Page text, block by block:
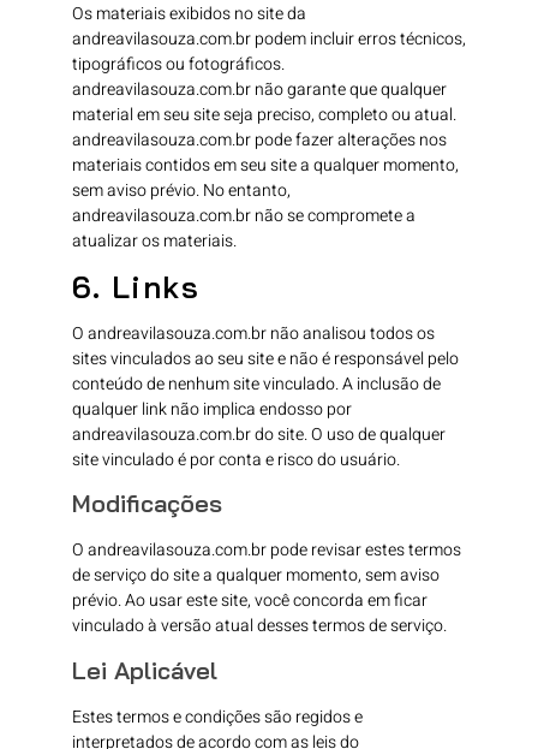
Os materiais exibidos no site da
andreavilasouza.com.br podem incluir erros técnicos,
tipográficos ou fotográficos.
andreavilasouza.com.br não garante que qualquer
material em seu site seja preciso, completo ou atual.
andreavilasouza.com.br pode fazer alterações nos
materiais contidos em seu site a qualquer momento,
sem aviso prévio. No entanto,
andreavilasouza.com.br não se compromete a
atualizar os materiais.
6. Links
O andreavilasouza.com.br não analisou todos os
sites vinculados ao seu site e não é responsável pelo
conteúdo de nenhum site vinculado. A inclusão de
qualquer link não implica endosso por
andreavilasouza.com.br do site. O uso de qualquer
site vinculado é por conta e risco do usuário.
Modificações
O andreavilasouza.com.br pode revisar estes termos
de serviço do site a qualquer momento, sem aviso
prévio. Ao usar este site, você concorda em ficar
vinculado à versão atual desses termos de serviço.
Lei Aplicável
Estes termos e condições são regidos e
interpretados de acordo com as leis do